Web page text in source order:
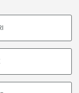
sul sito, per analisi